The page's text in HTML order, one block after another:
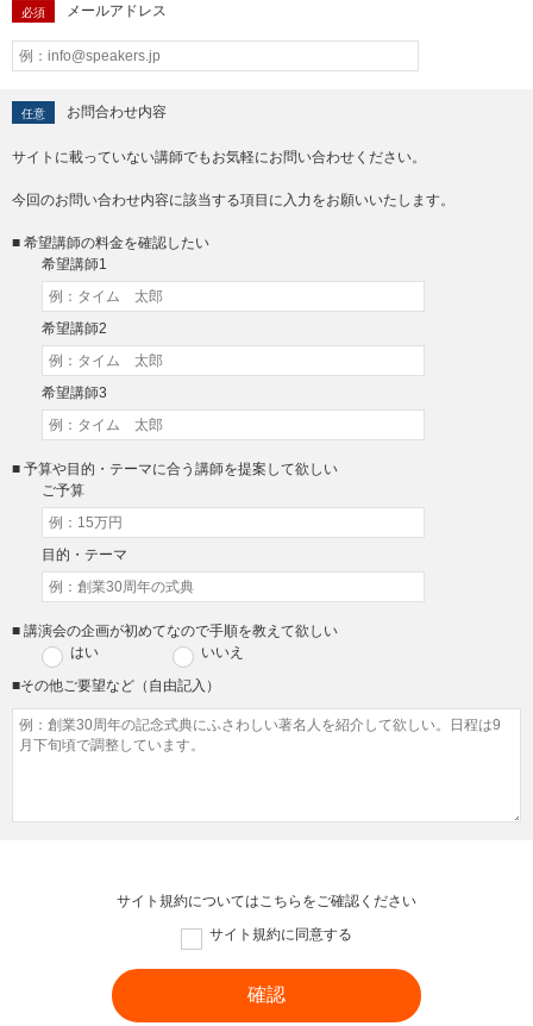
必須 メールアドレス
任意 お問合わせ内容
サイトに載っていない講師でもお気軽にお問い合わせください。
今回のお問い合わせ内容に該当する項目に入力をお願いいたします。
■ 希望講師の料金を確認したい
希望講師1
希望講師2
希望講師3
■ 予算や目的・テーマに合う講師を提案して欲しい
ご予算
目的・テーマ
■ 講演会の企画が初めてなので手順を教えて欲しい
はい
いいえ
■その他ご要望など（自由記入）
サイト規約についてはこちら をご確認ください
サイト規約に同意する